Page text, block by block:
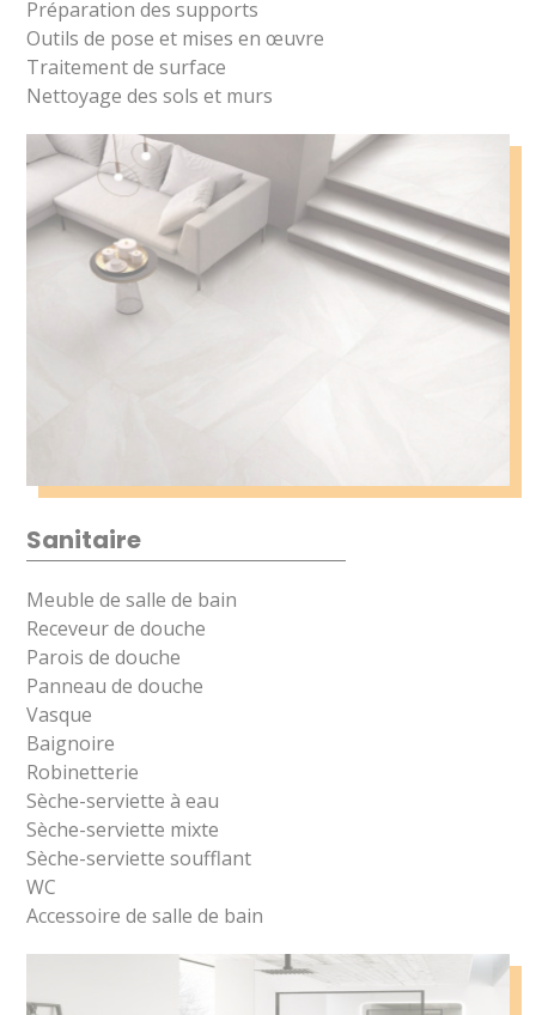
Préparation des supports
Outils de pose et mises en œuvre
Traitement de surface
Nettoyage des sols et murs
Sanitaire
Meuble de salle de bain
Receveur de douche
Parois de douche
Panneau de douche
Vasque
Baignoire
Robinetterie
Sèche-serviette à eau
Sèche-serviette mixte
Sèche-serviette soufflant
WC
Accessoire de salle de bain